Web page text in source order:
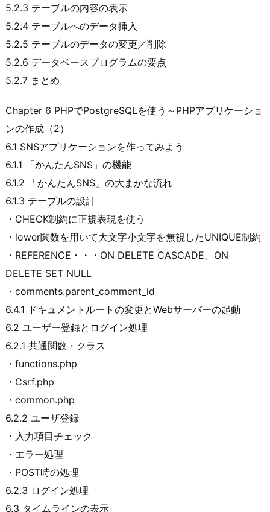
5.2.3 テーブルの内容の表示
5.2.4 テーブルへのデータ挿入
5.2.5 テーブルのデータの変更／削除
5.2.6 データベースプログラムの要点
5.2.7 まとめ
Chapter 6 PHPでPostgreSQLを使う～PHPアプリケーショ
ンの作成（2）
6.1 SNSアプリケーションを作ってみよう
6.1.1 「かんたんSNS」の機能
6.1.2 「かんたんSNS」の大まかな流れ
6.1.3 テーブルの設計
・CHECK制約に正規表現を使う
・lower関数を用いて大文字小文字を無視したUNIQUE制約
・REFERENCE・・・ON DELETE CASCADE、ON
DELETE SET NULL
・comments.parent_comment_id
6.4.1 ドキュメントルートの変更とWebサーバーの起動
6.2 ユーザー登録とログイン処理
6.2.1 共通関数・クラス
・functions.php
・Csrf.php
・common.php
6.2.2 ユーザ登録
・入力項目チェック
・エラー処理
・POST時の処理
6.2.3 ログイン処理
6.3 タイムラインの表示